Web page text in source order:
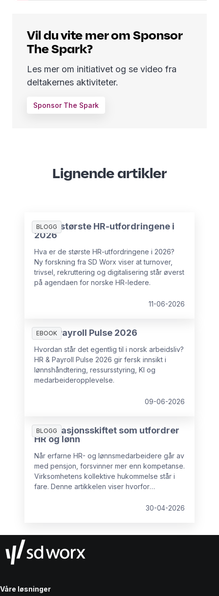
Vil du vite mer om Sponsor
The Spark?
Les mer om initiativet og se video fra
deltakernes aktiviteter.
Sponsor The Spark
Lignende artikler
BLOGG
De 10 største HR-utfordringene i
2026
Hva er de største HR-utfordringene i 2026?
Ny forskning fra SD Worx viser at turnover,
trivsel, rekruttering og digitalisering står øverst
på agendaen for norske HR-ledere.
11-06-2026
EBOOK
HR & Payroll Pulse 2026
Hvordan står det egentlig til i norsk arbeidsliv?
HR & Payroll Pulse 2026 gir fersk innsikt i
lønnshåndtering, ressursstyring, KI og
medarbeideropplevelse.
09-06-2026
BLOGG
Generasjonsskiftet som utfordrer
HR og lønn
Når erfarne HR- og lønnsmedarbeidere går av
med pensjon, forsvinner mer enn kompetanse.
Virksomhetens kollektive hukommelse står i
fare. Denne artikkelen viser hvorfor
konsekvenser det får, og hva organisasjoner
30-04-2026
Våre løsninger